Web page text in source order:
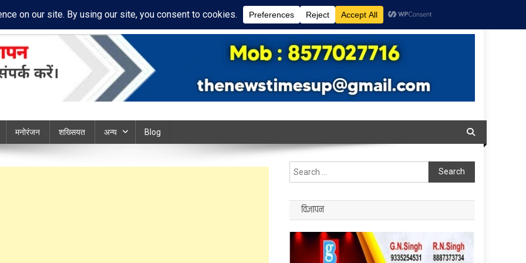
Policy Disclaimer
chandauli
मनोरंजन शख्सियत अन्य Blog
Search
for:
विज्ञापन